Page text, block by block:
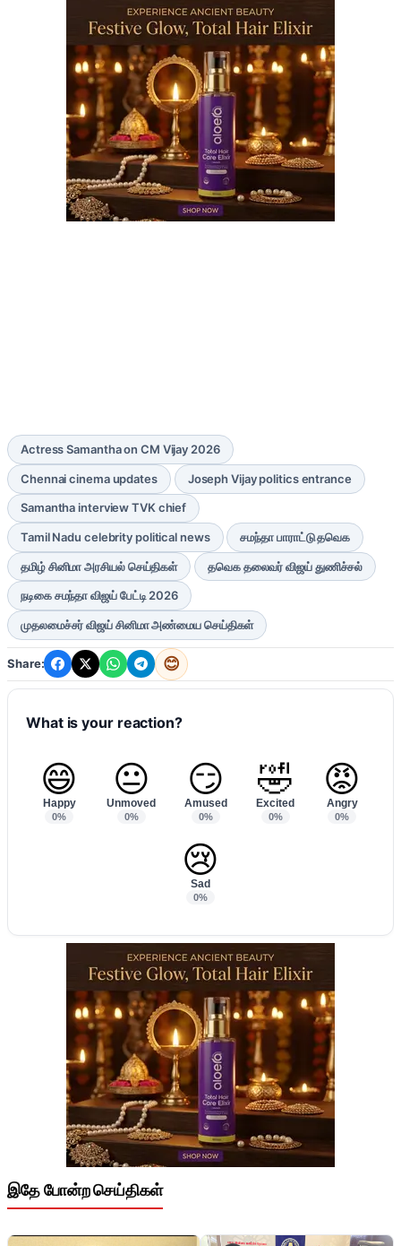
Actress Samantha on CM Vijay 2026
Chennai cinema updates Joseph Vijay politics entrance
Samantha interview TVK chief
Tamil Nadu celebrity political news சமந்தா பாராட்டு தவெக
தமிழ் சினிமா அரசியல் செய்திகள் தவெக தலைவர் விஜய் துணிச்சல்
நடிகை சமந்தா விஜய் பேட்டி 2026
முதலமைச்சர் விஜய் சினிமா அண்மைய செய்திகள்
Share: 😊
What is your reaction?
😄
Happy
0%
😐
Unmoved
0%
😏
Amused
0%
🤣
Excited
0%
😡
Angry
0%
😢
Sad
0%
இதே போன்ற செய்திகள்